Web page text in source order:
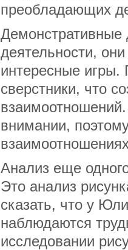
преобладающих
Демонстративные
деятельности,
интересные игры.
сверстники, что
внимании,
Анализ еще
Это анализ
сказать, что у
наблюдаются
исследовании